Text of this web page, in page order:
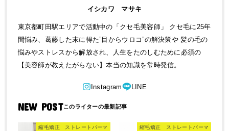
イシカワ マサキ
東京都町田駅エリアで活動中の「クセ毛美容師」 クセ毛に25年
間悩み、葛藤した末に得た”目からウロコ”の解決策や 髪の毛の
悩みやストレスから解放され、人生をたのしむために必須の
【美容師が教えたがらない】本当の知識を常時発信。
NEW POST
縮毛矯正 ストレートパーマ 縮毛矯正 ストレートパーマ